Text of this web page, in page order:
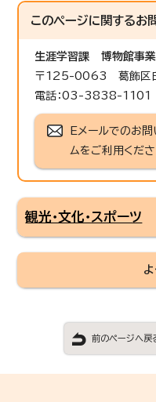
このページに関するお
生涯学習課
博物館事
〒125-0063 葛飾区
電話：03-3838-
Eメールでのお
ムをご利用くださ
観光・文化・スポーツ
前のページへ戻